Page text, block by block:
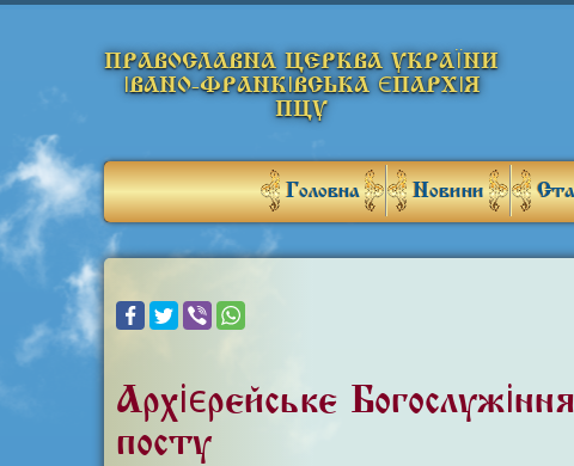
ПРАВОСЛАВНА ЦЕРКВА УКРАЇНИ
ІВАНО-ФРАНКІВСЬКА ЄПАРХІЯ
ПЦУ
Головна Новини
Архієрейське
посту